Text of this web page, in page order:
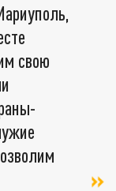
свою